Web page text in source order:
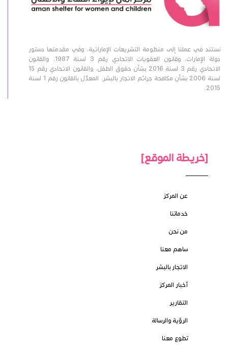
نستند في عملنا إلى منظومة التشريعات الإماراتية، وفي مقدمتها دستور
دولة الإمارات، وقانون العقوبات الاتحادي رقم 3 لسنة 1987، والقانون
الاتحادي رقم 3 لسنة 2016 بشأن حقوق الطفل، والقانون الاتحادي رقم 15
لسنة 2006 بشأن مكافحة جرائم الاتجار بالبشر، المعدّل بالقانون رقم 1 لسنة
2015.
[خريطة الموقع]
عن المركز
خدماتنا
من نحن
ساهم معنا
الاتجار بالبشر
أخبار المركز
التقارير
الرؤية والرسالة
تطوع معنا